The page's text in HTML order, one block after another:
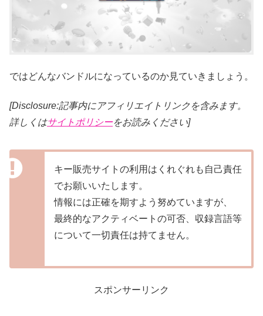
ではどんなバンドルになっているのか見ていきましょう。
[Disclosure:記事内にアフィリエイトリンクを含みます。
詳しくはサイトポリシーをお読みください]
キー販売サイトの利用はくれぐれも自己責任
でお願いいたします。
情報には正確を期すよう努めていますが、
最終的なアクティベートの可否、収録言語等
について一切責任は持てません。
スポンサーリンク